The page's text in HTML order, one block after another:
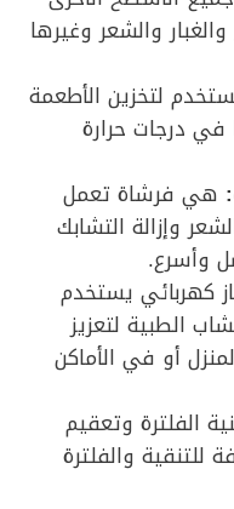
والشعر وغيرها
لتخزين الأطعمة
في درجات حرارة
هي فرشاة تعمل
وإزالة التشابك
وأسرع.
كهربائي يستخدم
الطبية لتعزيز
أو في الأماكن
الفلترة وتعقيم
للتنقية والفلترة